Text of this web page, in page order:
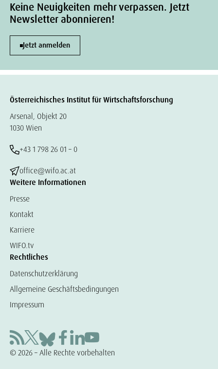
Keine Neuigkeiten mehr verpassen. Jetzt
Newsletter abonnieren!
Jetzt anmelden
Österreichisches Institut für Wirtschaftsforschung
Arsenal, Objekt 20
1030 Wien
+43 1 798 26 01 – 0
office@wifo.ac.at
Weitere Informationen
Presse
Kontakt
Karriere
WIFO.tv
Rechtliches
Datenschutzerklärung
Allgemeine Geschäftsbedingungen
Impressum
© 2026 – Alle Rechte vorbehalten